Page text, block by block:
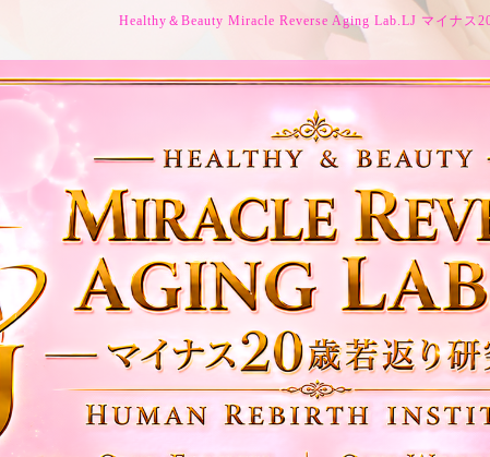
Healthy＆Beauty Miracle Reverse Aging Lab.LJ マイナス